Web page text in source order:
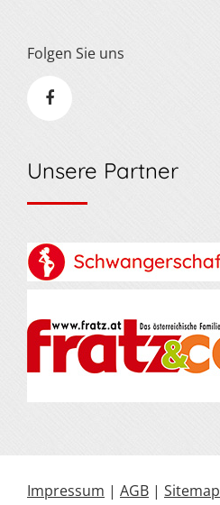
Folgen Sie uns
Unsere Partner
Impressum | AGB | Sitemap